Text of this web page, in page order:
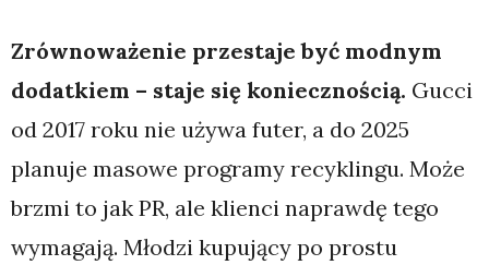
Zrównoważenie przestaje być modnym
dodatkiem – staje się koniecznością. Gucci
od 2017 roku nie używa futer, a do 2025
planuje masowe programy recyklingu. Może
brzmi to jak PR, ale klienci naprawdę tego
wymagają. Młodzi kupujący po prostu